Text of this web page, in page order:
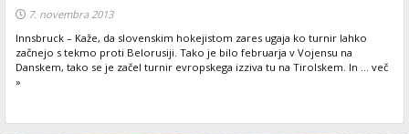
7. novembra 2013
Innsbruck – Kaže, da slovenskim hokejistom zares ugaja ko turnir lahko
začnejo s tekmo proti Belorusiji. Tako je bilo februarja v Vojensu na
Danskem, tako se je začel turnir evropskega izziva tu na Tirolskem. In ... več
»